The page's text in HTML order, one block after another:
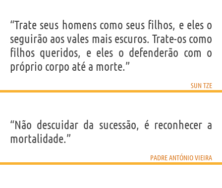
“Trate seus homens como seus filhos, e eles o
seguirão aos vales mais escuros. Trate-os como
filhos queridos, e eles o defenderão com o
próprio corpo até a morte.”
SUN TZE
“Não descuidar da sucessão, é reconhecer a
mortalidade.”
PADRE ANTÓNIO VIEIRA